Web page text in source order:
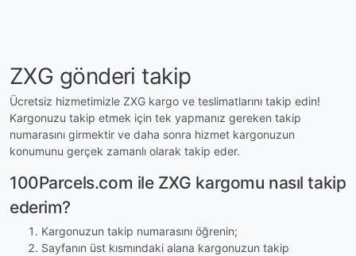
ZXG gönderi takip
Ücretsiz hizmetimizle ZXG kargo ve teslimatlarını takip edin!
Kargonuzu takip etmek için tek yapmanız gereken takip
numarasını girmektir ve daha sonra hizmet kargonuzun
konumunu gerçek zamanlı olarak takip eder.
100Parcels.com ile ZXG kargomu nasıl takip
ederim?
Kargonuzun takip numarasını öğrenin;
Sayfanın üst kısmındaki alana kargonuzun takip